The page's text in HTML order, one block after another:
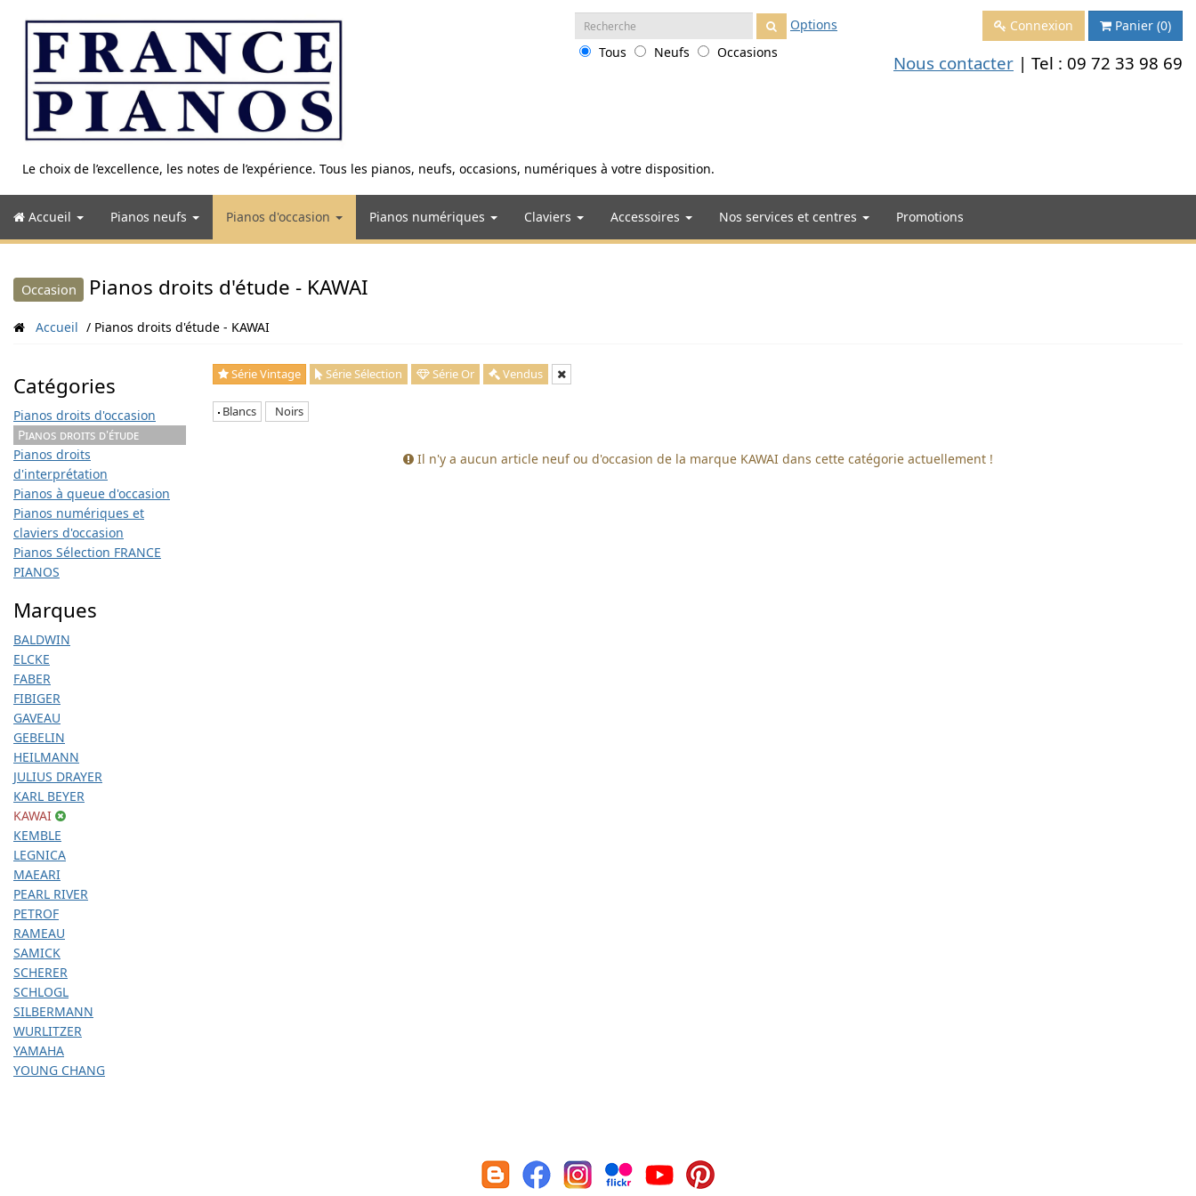
contenu
Le choix de l’excellence, les notes de l’expérience. Tous les pianos, neufs, occasions, numériques à votre disposition.
Recherche
:
Options
Tous
Neufs Occasions
Connexion Panier (0)
Nous contacter | Tel : 09 72 33 98 69
Accueil Pianos neufs Pianos d'occasion Pianos numériques Claviers Accessoires Nos services et centres Promotions
Occasion Pianos droits d'étude - KAWAI
Accueil Pianos droits d'étude - KAWAI
Catégories
Pianos droits d'occasion
Pianos droits d'étude
Pianos droits
d'interprétation
Pianos à queue d'occasion
Pianos numériques et
claviers d'occasion
Pianos Sélection FRANCE
PIANOS
Marques
BALDWIN
ELCKE
FABER
FIBIGER
GAVEAU
GEBELIN
HEILMANN
JULIUS DRAYER
KARL BEYER
KAWAI
KEMBLE
LEGNICA
MAEARI
PEARL RIVER
PETROF
RAMEAU
SAMICK
SCHERER
SCHLOGL
SILBERMANN
WURLITZER
YAMAHA
YOUNG CHANG
Série Vintage Série Sélection Série Or Vendus
Blancs Noirs
Il n'y a aucun article neuf ou d'occasion de la marque KAWAI dans cette catégorie actuellement !